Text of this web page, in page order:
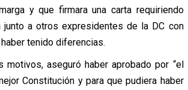
y que firmara una carta requiriendo
junto a otros expresidentes de la DC con
tenido diferencias.
motivos, aseguró haber aprobado por “el
Constitución y para que pudiera haber